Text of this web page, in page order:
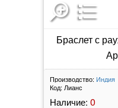
Браслет с
Производство: Индия
Код: Лианс
Наличие: 0